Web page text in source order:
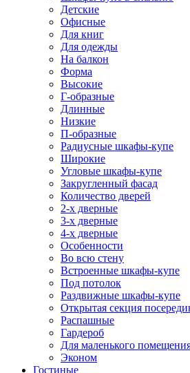
Детские
Офисные
Для книг
Для одежды
На балкон
Форма
Высокие
Г-образные
Длинные
Низкие
П-образные
Радиусные шкафы-купе
Широкие
Угловые шкафы-купе
Закругленный фасад
Количество дверей
2-х дверные
3-х дверные
4-х дверные
Особенности
Во всю стену
Встроенные шкафы-купе
Под потолок
Раздвижные шкафы-купе
Открытая секция
Распашные
Гардероб
Для маленького
Эконом
Гостиные